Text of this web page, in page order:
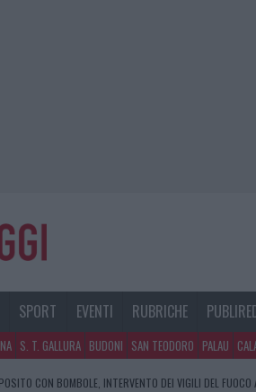
SPORT EVENTI RUBRICHE
S. T. GALLURA BUDONI SAN TEODORO PALAU
CON BOMBOLE, INTERVENTO DEI VIGILI DEL FUOCO